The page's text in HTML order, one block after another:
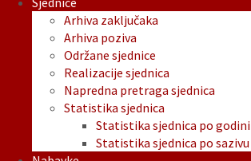
Arhiva zaključaka
Arhiva poziva
Održane sjednice
Realizacije sjednica
Napredna pretraga sjednica
Statistika sjednica
Statistika sjednica po godini
Statistika sjednica po sazivu